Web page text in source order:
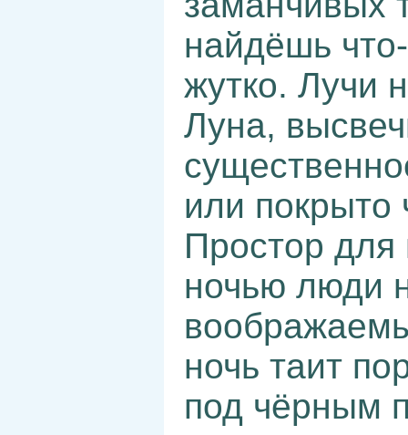
найдёшь
жутко. Лучи
Луна,
или покрыто
Простор
ночью люди
ночь таит
под чёрным